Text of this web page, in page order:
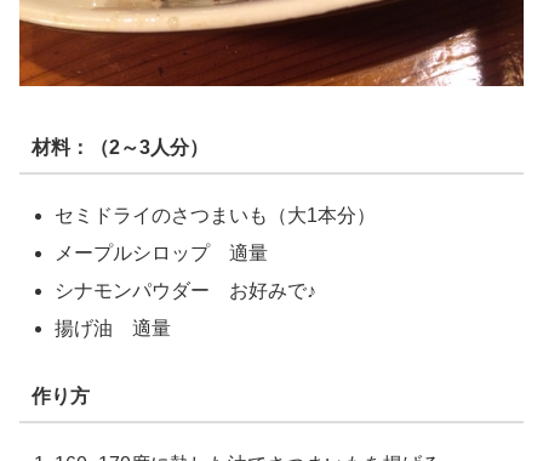
材料：（2～3人分）
セミドライのさつまいも（大1本分）
メープルシロップ 適量
シナモンパウダー お好みで♪
揚げ油 適量
作り方